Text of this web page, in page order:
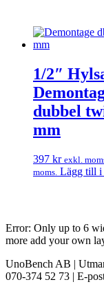
1/2″
dubbel
mm
397 kr exkl.
moms. Lägg till i
Error: Only up to 6
more add your own
UnoBench AB |
070-374 52 73 | E-